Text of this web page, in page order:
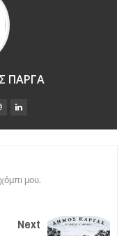
ΠΑΡΓΑ
μου.
Next